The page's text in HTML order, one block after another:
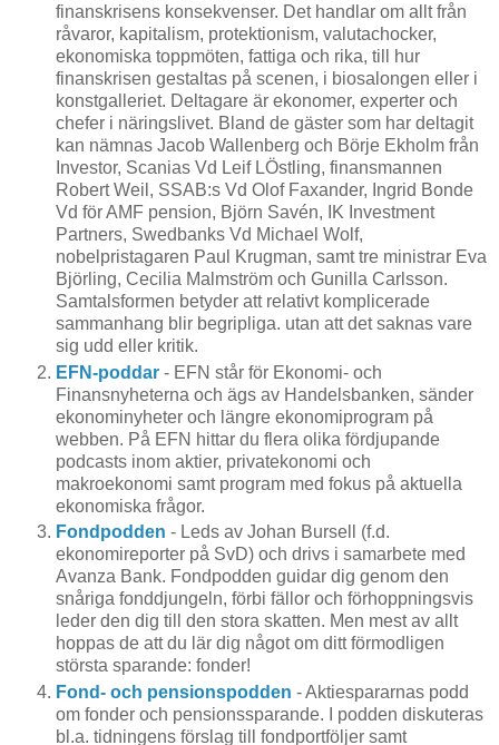
finanskrisens konsekvenser. Det handlar om allt från
råvaror, kapitalism, protektionism, valutachocker,
ekonomiska toppmöten, fattiga och rika, till hur
finanskrisen gestaltas på scenen, i biosalongen eller i
konstgalleriet. Deltagare är ekonomer, experter och
chefer i näringslivet. Bland de gäster som har deltagit
kan nämnas Jacob Wallenberg och Börje Ekholm från
Investor, Scanias Vd Leif LÖstling, finansmannen
Robert Weil, SSAB:s Vd Olof Faxander, Ingrid Bonde
Vd för AMF pension, Björn Savén, IK Investment
Partners, Swedbanks Vd Michael Wolf,
nobelpristagaren Paul Krugman, samt tre ministrar Eva
Björling, Cecilia Malmström och Gunilla Carlsson.
Samtalsformen betyder att relativt komplicerade
sammanhang blir begripliga. utan att det saknas vare
sig udd eller kritik.
EFN-poddar - EFN står för Ekonomi- och
Finansnyheterna och ägs av Handelsbanken, sänder
ekonominyheter och längre ekonomiprogram på
webben. På EFN hittar du flera olika fördjupande
podcasts inom aktier, privatekonomi och
makroekonomi samt program med fokus på aktuella
ekonomiska frågor.
Fondpodden - Leds av Johan Bursell (f.d.
ekonomireporter på SvD) och drivs i samarbete med
Avanza Bank. Fondpodden guidar dig genom den
snåriga fonddjungeln, förbi fällor och förhoppningsvis
leder den dig till den stora skatten. Men mest av allt
hoppas de att du lär dig något om ditt förmodligen
största sparande: fonder!
Fond- och pensionspodden - Aktiespararnas podd
om fonder och pensionssparande. I podden diskuteras
bl.a. tidningens förslag till fondportföljer samt